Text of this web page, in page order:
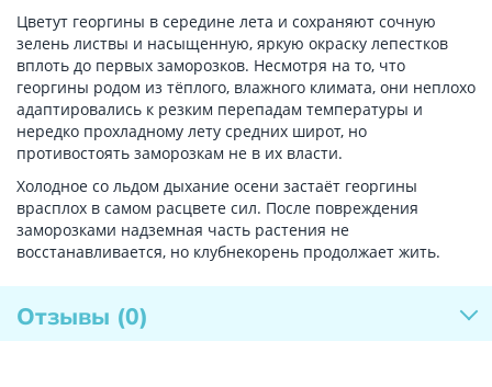
Цветут георгины в середине лета и сохраняют сочную
зелень листвы и насыщенную, яркую окраску лепестков
вплоть до первых заморозков. Несмотря на то, что
георгины родом из тёплого, влажного климата, они неплохо
адаптировались к резким перепадам температуры и
нередко прохладному лету средних широт, но
противостоять заморозкам не в их власти.
Холодное со льдом дыхание осени застаёт георгины
врасплох в самом расцвете сил. После повреждения
заморозками надземная часть растения не
восстанавливается, но клубнекорень продолжает жить.
Отзывы (0)